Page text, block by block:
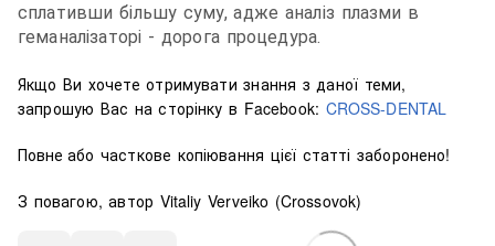
сплативши більшу суму, адже аналіз плазми в
геманалізаторі - дорога процедура.
Якщо Ви хочете отримувати знання з даної теми,
запрошую Вас на сторінку в Facebook: CROSS-DENTAL
Повне або часткове копіювання цієї статті заборонено!
З повагою, автор Vitaliy Verveiko (Crossovok)